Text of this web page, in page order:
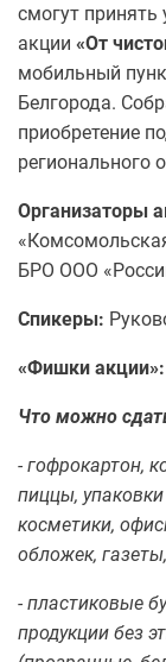
смогут принять
акции «От
мобильный
Белгорода.
приобретение
регионального
Организаторы
БРО ООО
Спикеры:
«Фишки акции»:
Что можно
- гофрокартон,
пиццы,
косметики,
обложек,
- пластиковые
продукции без